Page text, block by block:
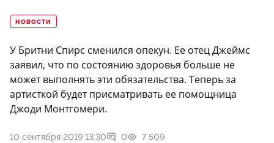
НОВОСТИ
У Бритни Спирс сменился опекун. Ее отец Джеймс
заявил, что по состоянию здоровья больше не
может выполнять эти обязательства. Теперь за
артисткой будет присматривать ее помощница
Джоди Монтгомери.
10 сентября 2019 13:30 0 7 509